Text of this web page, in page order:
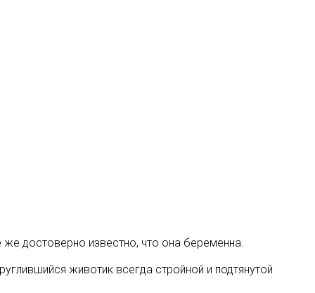
же достоверно известно, что она беременна.
животик всегда стройной и подтянутой